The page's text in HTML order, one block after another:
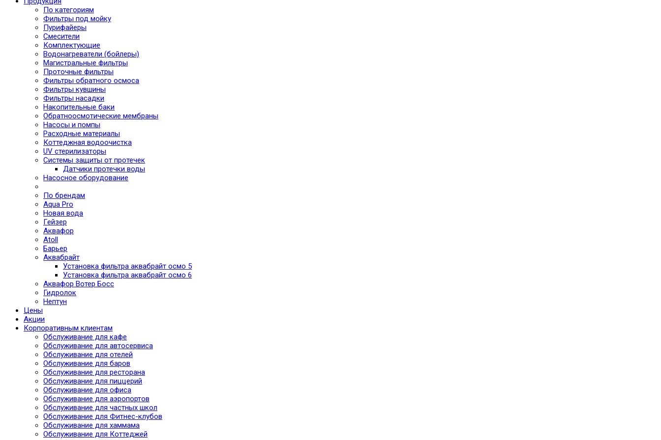
По категориям
Фильтры под мойку
Пурифайеры
Смесители
Комплектующие
Водонагреватели (бойлеры)
Магистральные фильтры
Проточные фильтры
Фильтры обратного осмоса
Фильтры кувшины
Фильтры насадки
Накопительные баки
Обратноосмотические мембраны
Насосы и помпы
Расходные материалы
Коттеджная водоочистка
UV стерилизаторы
Системы защиты от протечек
Датчики протечки воды
Насосное оборудование
По брендам
Aqua Pro
Новая вода
Гейзер
Аквафор
Atoll
Барьер
Аквабрайт
Установка фильтра аквабрайт осмо 5
Установка фильтра аквабрайт осмо 6
Аквафор Вотер Босс
Гидролок
Нептун
Цены
Акции
Корпоративным клиентам
Обслуживание для кафе
Обслуживание для автосервиса
Обслуживание для отелей
Обслуживание для баров
Обслуживание для ресторана
Обслуживание для пиццерий
Обслуживание для офиса
Обслуживание для аэропортов
Обслуживание для частных школ
Обслуживание для Фитнес-клубов
Обслуживание для хаммама
Обслуживание для Коттеджей